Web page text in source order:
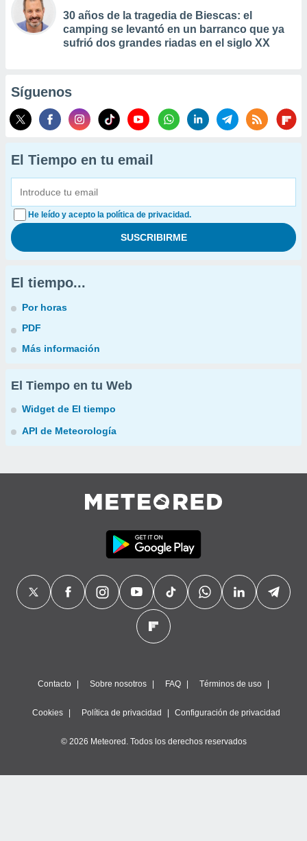
30 años de la tragedia de Biescas: el
camping se levantó en un barranco que ya
sufrió dos grandes riadas en el siglo XX
Síguenos
El Tiempo en tu email
He leído y acepto la política de privacidad.
El tiempo...
Por horas
PDF
Más información
El Tiempo en tu Web
Widget de El tiempo
API de Meteorología
Contacto Sobre nosotros FAQ Términos de uso
Cookies Política de privacidad Configuración de privacidad
© 2026 Meteored. Todos los derechos reservados